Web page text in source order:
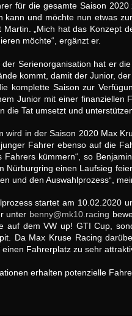
für die gesamte Saison 2020
kann und möchte nun etwas
Martin. „Mich hat das Konzept
möchte“, ergänzt er.
Serienorganisation hat er
kommt, damit der Junior,
komplette Saison zur
Junior mit einer finanziellen
die Tat umsetzt und
wird in der Saison 2020 Max
Fahrer ebenso auf die
Fahrers kümmern“, so
Nürburgring einen Laufsieg
und den Auswahlprozess“,
startet am 10.02.2020
unter benny@mk10.racing
auf dem VW up! GTI Cup,
Da Max Kruse Racing
einen Fahrerplatz zu sehr
erhalten potenzielle